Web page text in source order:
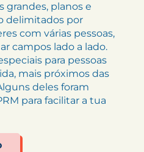
grandes, planos e
delimitados por
com várias pessoas,
campos lado a lado.
para pessoas
mais próximos das
deles foram
para facilitar a tua